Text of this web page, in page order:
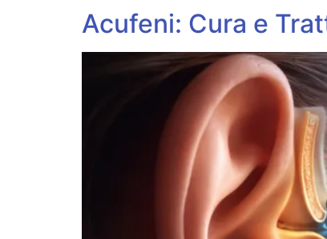
Acufeni: Cura e